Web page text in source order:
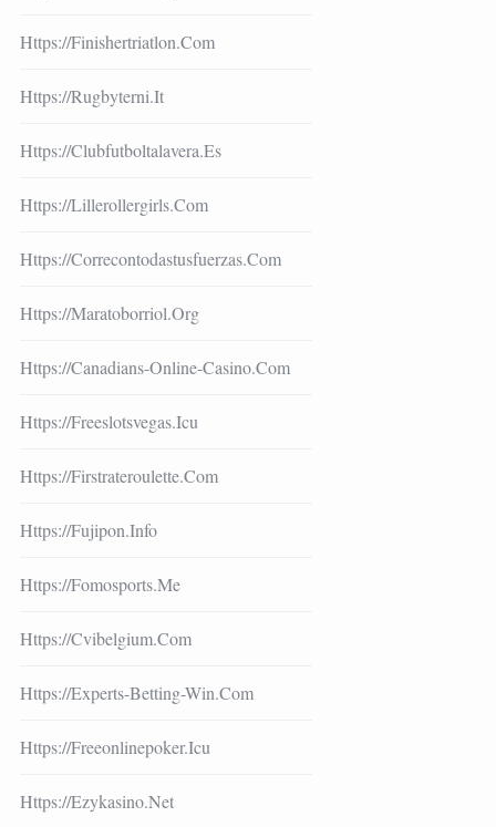
Https://finishertriatlon.com
Https://rugbyterni.it
Https://clubfutboltalavera.es
Https://lillerollergirls.com
Https://correcontodastusfuerzas.com
Https://maratoborriol.org
Https://canadians-Online-Casino.com
Https://freeslotsvegas.icu
Https://firstrateroulette.com
Https://fujipon.info
Https://fomosports.me
Https://cvibelgium.com
Https://experts-Betting-Win.com
Https://freeonlinepoker.icu
Https://ezykasino.net